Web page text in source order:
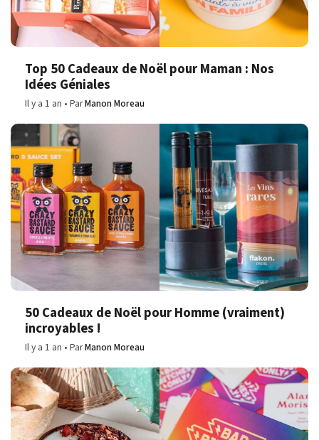
Top 50 Cadeaux de Noël pour Maman : Nos
Idées Géniales
Il y a 1 an ParManon Moreau
50 Cadeaux de Noël pour Homme (vraiment)
incroyables !
Il y a 1 an ParManon Moreau